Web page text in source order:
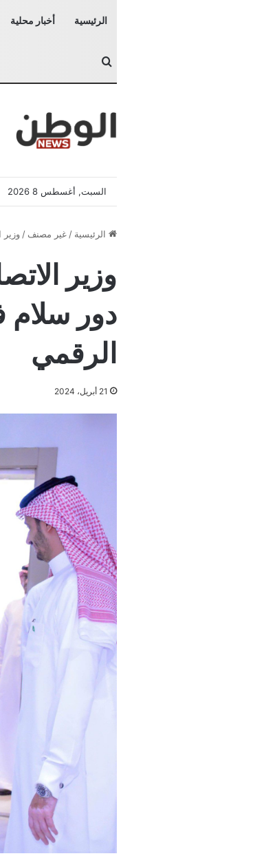
الرئيسية أخبار محلية
بحث عن
السبت, أغسطس 8 2026
الرئيسية / غير مصنف / وزير
وزير
دور سلام
الرقمي
21 أبريل، 2024